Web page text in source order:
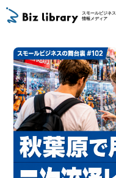
スモールビジネス
情報メディア